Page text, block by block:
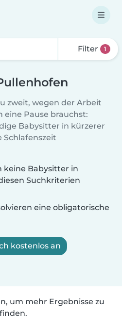
Filter 1
zweit, wegen der Arbeit
eine Pause brauchst:
Babysitter in kürzerer
Schlafenszeit
keine Babysitter in
Suchkriterien
eine obligatorische
kostenlos an
um mehr Ergebnisse zu
finden.